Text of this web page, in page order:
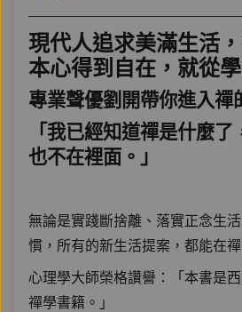
現代人追求美滿生活
本心得到自在，就從
專業聲優劉開帶你進入禪
「我已經知道禪是什麼
也不在裡面。」
無論是實踐斷捨離、落實正念生
慣，所有的新生活提案，都能在
心理學大師榮格讚譽：「本書是
禪學書籍。」